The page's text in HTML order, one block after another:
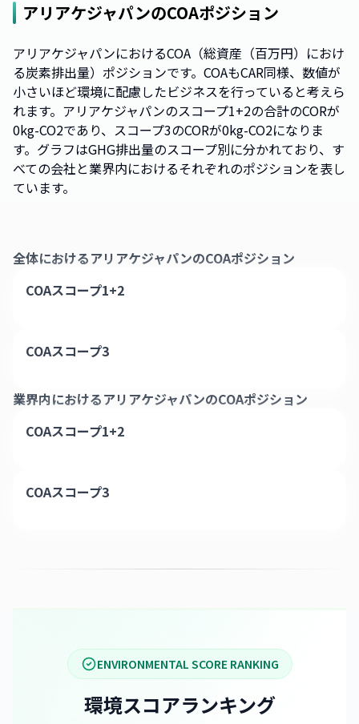
アリアケジャパンのCOAポジション
アリアケジャパンにおけるCOA（総資産（百万円）におけ
る炭素排出量）ポジションです。COAもCAR同様、数値が
小さいほど環境に配慮したビジネスを行っていると考えら
れます。アリアケジャパンのスコープ1+2の合計のCORが
0kg-CO2であり、スコープ3のCORが0kg-CO2になりま
す。グラフはGHG排出量のスコープ別に分かれており、す
べての会社と業界内におけるそれぞれのポジションを表し
ています。
全体におけるアリアケジャパンのCOAポジション
COAスコープ1+2
COAスコープ3
業界内におけるアリアケジャパンのCOAポジション
COAスコープ1+2
COAスコープ3
ENVIRONMENTAL SCORE RANKING
環境スコアランキング